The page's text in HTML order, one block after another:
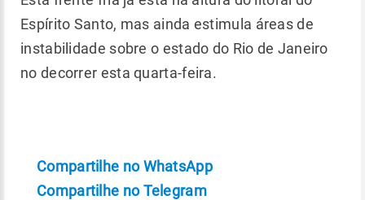
Espírito Santo, mas ainda estimula áreas de
instabilidade sobre o estado do Rio de Janeiro
no decorrer esta quarta-feira.
Compartilhe no WhatsApp
Compartilhe no Telegram